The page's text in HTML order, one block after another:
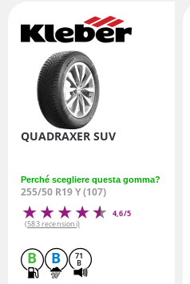
QUADRAXER SUV
Perché scegliere questa gomma?
255/50 R19 Y (107)
4,6/5
(583 recensioni)
B B 71
B